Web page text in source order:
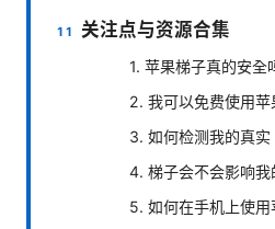
关注点与资源合集
1. 苹果梯子真的安全
2. 我可以免费使用苹
3. 如何检测我的真实
4. 梯子会不会影响我
5. 如何在手机上使用